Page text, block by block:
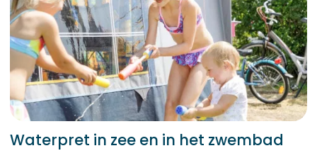
Waterpret in zee en in het zwembad